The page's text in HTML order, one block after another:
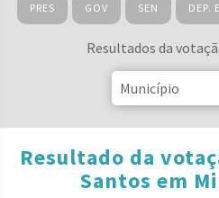
PRES GOV SEN DEP.
Resultados da
Resultado da
Santos em